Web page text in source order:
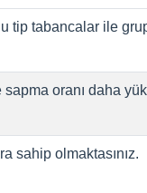
tip tabancalar ile
sapma oranı daha
sahip olmaktasınız.